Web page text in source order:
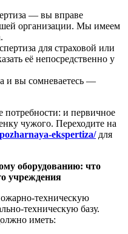
— вы вправе
организации. Мы имеем
для страховой или
её непосредственно у
и вы сомневаетесь —
и первичное
чужого. Переходите на
ekspertiza/для
оборудованию: что
учреждения
техническую
техническую базу.
иметь: